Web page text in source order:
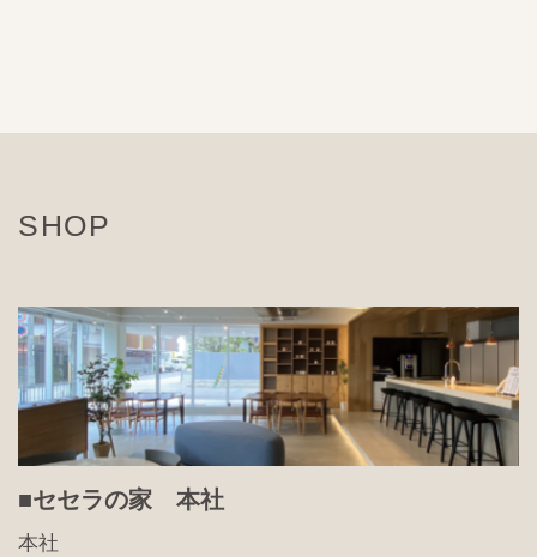
SHOP
■セセラの家 本社
本社